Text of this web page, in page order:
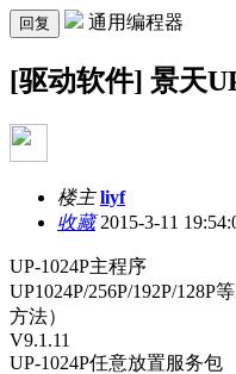
回复 通用编程器
[驱动软件] 景天
楼主 liyf
收藏2015-3-11
UP-1024P主程序
UP1024P/256P/192P/
方法）
V9.1.11
UP-1024P任意放置服务包